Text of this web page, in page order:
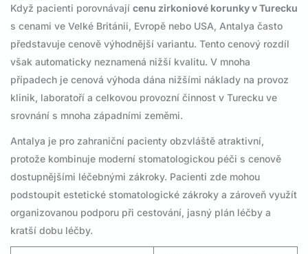
Když pacienti porovnávají cenu zirkoniové korunky v Turecku
s cenami ve Velké Británii, Evropě nebo USA, Antalya často
představuje cenově výhodnější variantu. Tento cenový rozdíl
však automaticky neznamená nižší kvalitu. V mnoha
případech je cenová výhoda dána nižšími náklady na provoz
klinik, laboratoří a celkovou provozní činnost v Turecku ve
srovnání s mnoha západními zeměmi.
Antalya je pro zahraniční pacienty obzvláště atraktivní,
protože kombinuje moderní stomatologickou péči s cenově
dostupnějšími léčebnými zákroky. Pacienti zde mohou
podstoupit estetické stomatologické zákroky a zároveň využít
organizovanou podporu při cestování, jasný plán léčby a
kratší dobu léčby.